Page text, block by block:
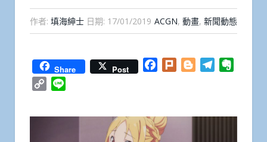
作者: 填海紳士 日期: 17/01/2019 ACGN, 動畫, 新聞動態
Share Post Facebook
Plurk BloggerTelegram
Copy